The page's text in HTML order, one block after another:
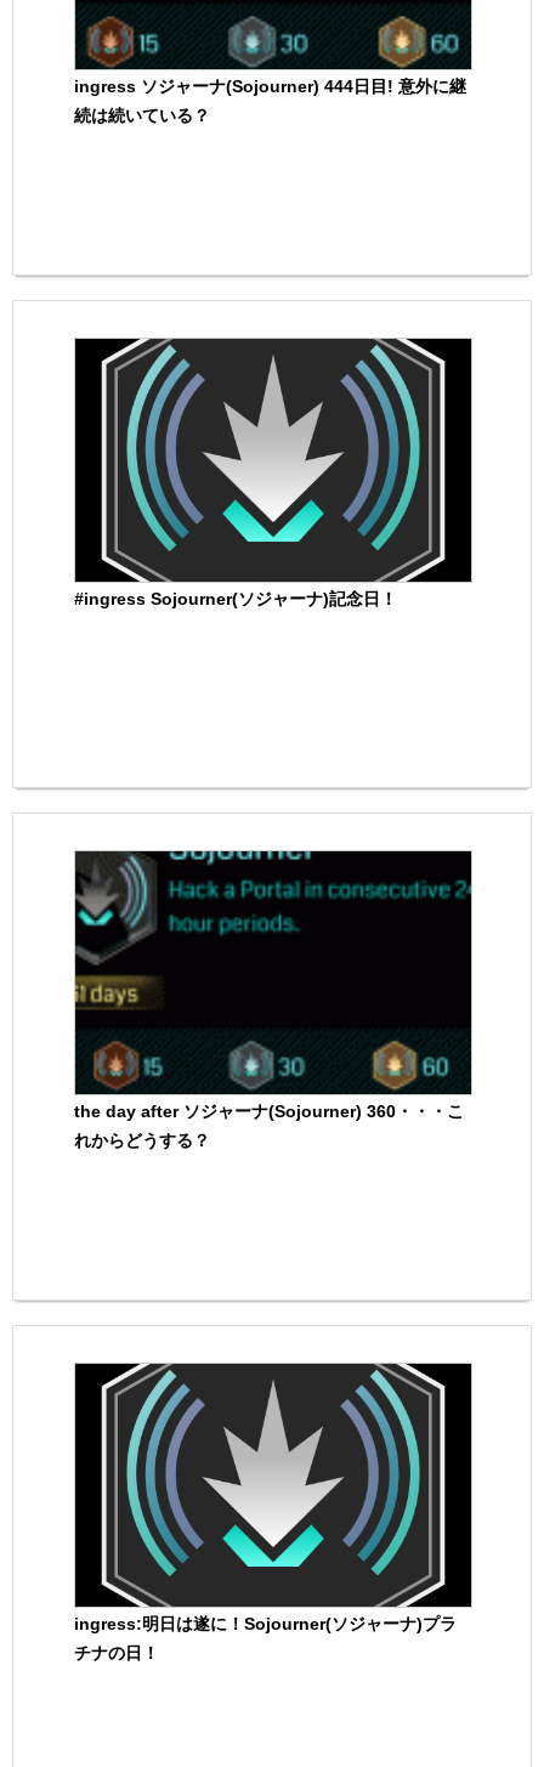
ingress ソジャーナ(Sojourner) 444日目! 意外に継
続は続いている？
#ingress Sojourner(ソジャーナ)記念日！
the day after ソジャーナ(Sojourner) 360・・・こ
れからどうする？
ingress:明日は遂に！Sojourner(ソジャーナ)プラ
チナの日！